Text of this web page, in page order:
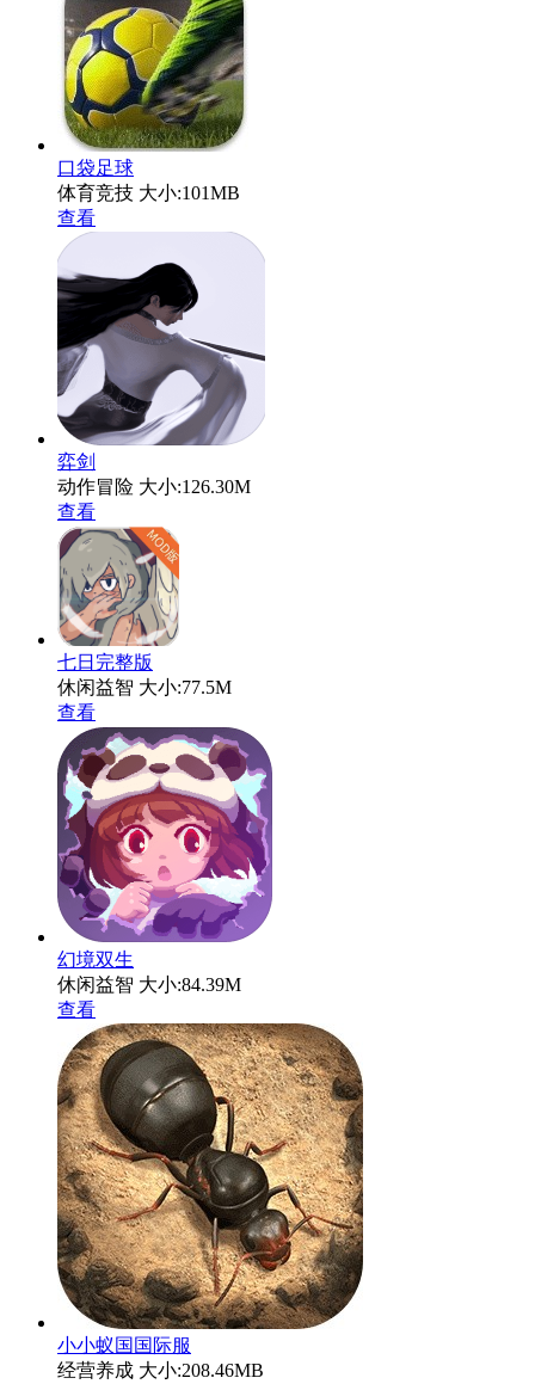
口袋足球
体育竞技 大小:101MB
查看
弈剑
动作冒险 大小:126.30M
查看
七日完整版
休闲益智 大小:77.5M
查看
幻境双生
休闲益智 大小:84.39M
查看
小小蚁国国际服
经营养成 大小:208.46MB